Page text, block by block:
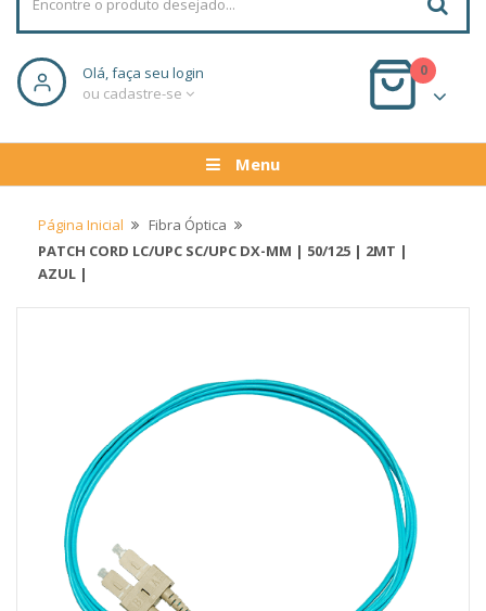
Olá, faça seu login
ou cadastre-se
0
Menu
Página Inicial
Fibra Óptica
PATCH CORD LC/UPC SC/UPC DX-MM | 50/125 | 2MT |
AZUL |